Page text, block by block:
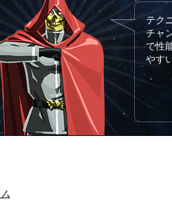
テク
チャ
で性
やす